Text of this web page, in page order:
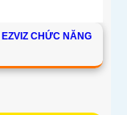
CHỨC NĂNG